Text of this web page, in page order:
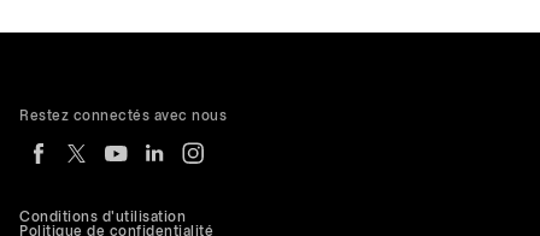
Conditions d'utilisation
Politique de confidentialité
Restez connectés avec nous